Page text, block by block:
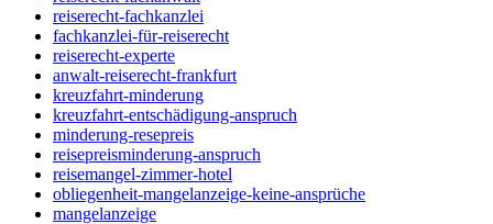
reiserecht-fachkanzlei
fachkanzlei-für-reiserecht
reiserecht-experte
anwalt-reiserecht-frankfurt
kreuzfahrt-minderung
kreuzfahrt-entschädigung-anspruch
minderung-resepreis
reisepreisminderung-anspruch
reisemangel-zimmer-hotel
obliegenheit-mangelanzeige-keine-ansprüche
mangelanzeige